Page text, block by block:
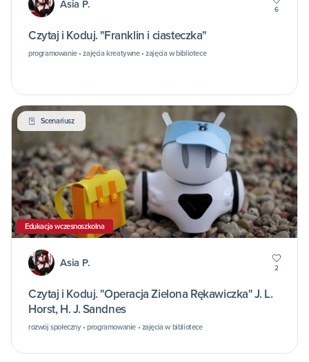
Asia P. 6
Czytaj i Koduj. "Franklin i ciasteczka"
programowanie • zajęcia kreatywne • zajęcia w bibliotece
Scenariusz
Edukacja wczesnoszkolna
Asia P. 2
Czytaj i Koduj. "Operacja Zielona Rękawiczka" J. L.
Horst, H. J. Sandnes
rozwój społeczny • programowanie • zajęcia w bibliotece